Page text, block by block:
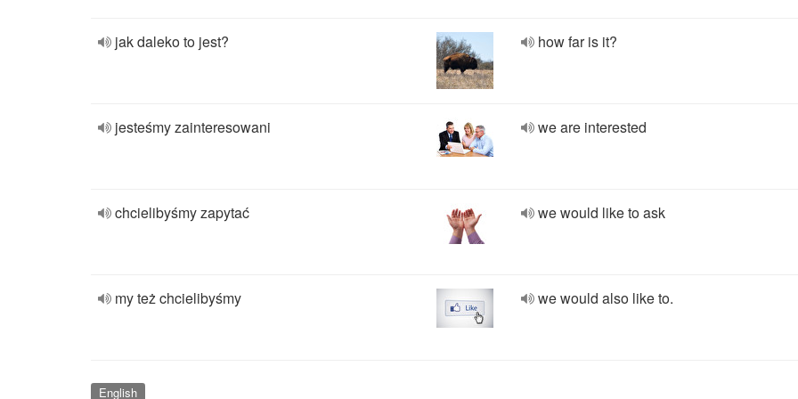
jak daleko to jest? how far is it?
jesteśmy zainteresowani we are interested
chcielibyśmy zapytać we would like to ask
my też chcielibyśmy we would also like to.
English